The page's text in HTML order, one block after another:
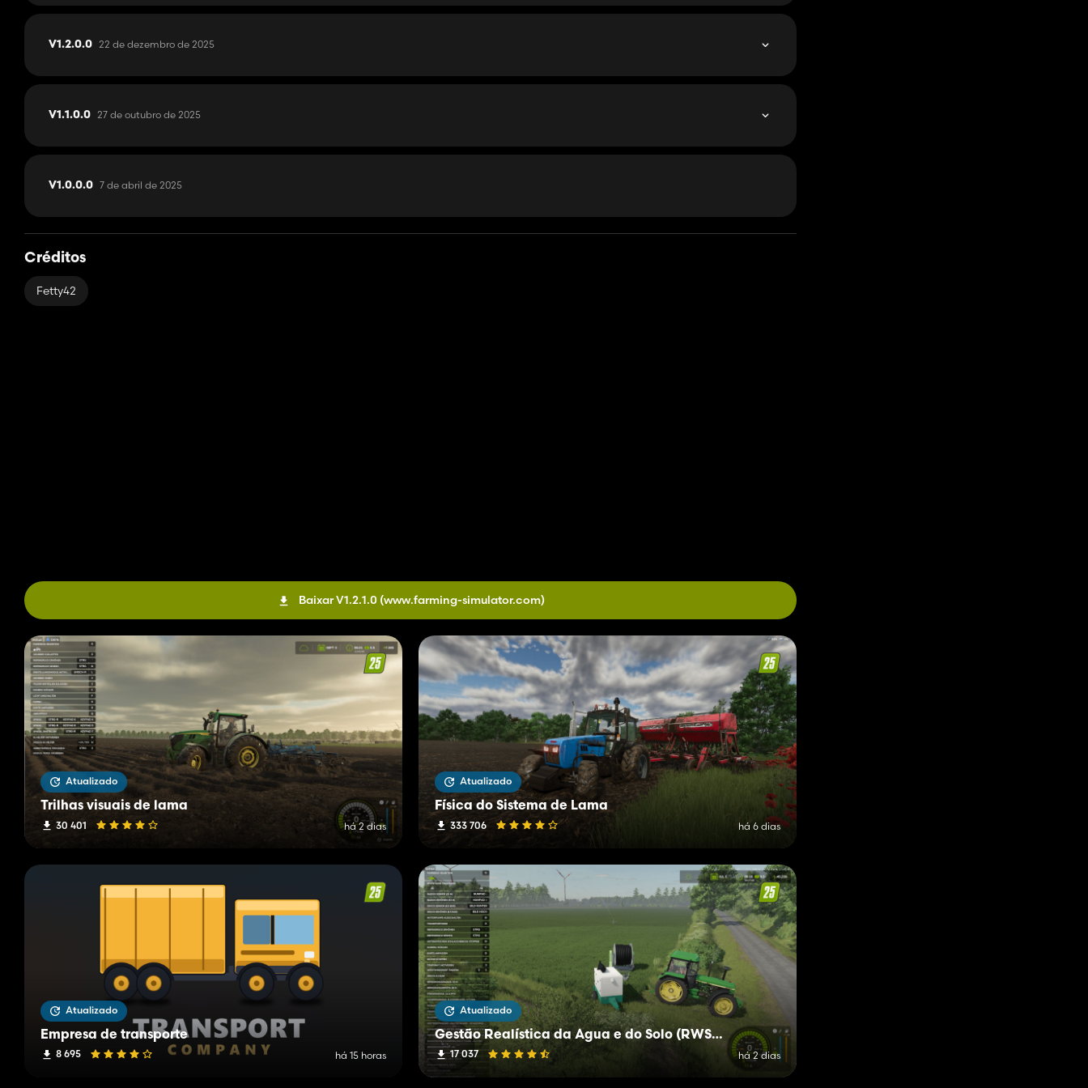
V1.2.0.0 22 de dezembro de 2025
V1.1.0.0 27 de outubro de 2025
V1.0.0.0 7 de abril de 2025
Créditos
Fetty42
Baixar V1.2.1.0 (www.farming-simulator.com)
Atualizado
Trilhas visuais de lama
30 401 há 2 dias
Atualizado
Física do Sistema de Lama
333 706 há 6 dias
Atualizado
Empresa de transporte
8 695 há 15 horas
Atualizado
Gestão Realística da Água e do Solo (RWSM)
17 037 há 2 dias